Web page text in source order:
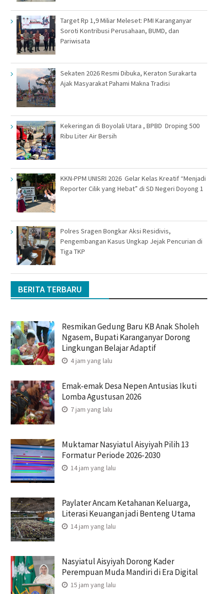
Target Rp 1,9 Miliar Meleset: PMI Karanganyar
Soroti Kontribusi Perusahaan, BUMD, dan
Pariwisata
Sekaten 2026 Resmi Dibuka, Keraton Surakarta
Ajak Masyarakat Pahami Makna Tradisi
Kekeringan di Boyolali Utara , BPBD Droping 500
Ribu Liter Air Bersih
KKN-PPM UNISRI 2026 Gelar Kelas Kreatif “Menjadi
Reporter Cilik yang Hebat” di SD Negeri Doyong 1
Polres Sragen Bongkar Aksi Residivis,
Pengembangan Kasus Ungkap Jejak Pencurian di
Tiga TKP
BERITA TERBARU
Resmikan Gedung Baru KB Anak Sholeh
Ngasem, Bupati Karanganyar Dorong
Lingkungan Belajar Adaptif
4 jam yang lalu
Emak-emak Desa Nepen Antusias Ikuti
Lomba Agustusan 2026
7 jam yang lalu
Muktamar Nasyiatul Aisyiyah Pilih 13
Formatur Periode 2026-2030
14 jam yang lalu
Paylater Ancam Ketahanan Keluarga,
Literasi Keuangan jadi Benteng Utama
14 jam yang lalu
Nasyiatul Aisyiyah Dorong Kader
Perempuan Muda Mandiri di Era Digital
15 jam yang lalu